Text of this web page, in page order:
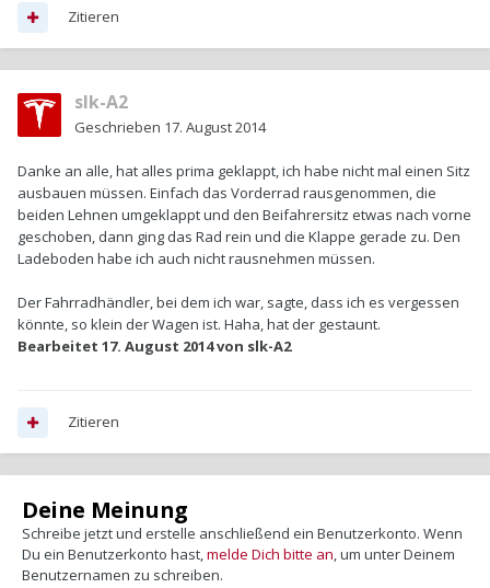
Zitieren
slk-A2
Geschrieben 17. August 2014
Danke an alle, hat alles prima geklappt, ich habe nicht mal einen Sitz
ausbauen müssen. Einfach das Vorderrad rausgenommen, die
beiden Lehnen umgeklappt und den Beifahrersitz etwas nach vorne
geschoben, dann ging das Rad rein und die Klappe gerade zu. Den
Ladeboden habe ich auch nicht rausnehmen müssen.
Der Fahrradhändler, bei dem ich war, sagte, dass ich es vergessen
könnte, so klein der Wagen ist. Haha, hat der gestaunt.
Bearbeitet 17. August 2014von slk-A2
Zitieren
Deine Meinung
Schreibe jetzt und erstelle anschließend ein Benutzerkonto. Wenn
Du ein Benutzerkonto hast,melde Dich bitte an, um unter Deinem
Benutzernamen zu schreiben.